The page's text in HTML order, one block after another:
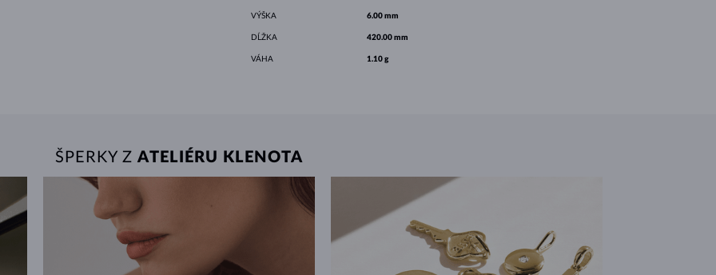
VÝŠKA 6.00 mm
DĹŽKA 420.00 mm
VÁHA 1.10 g
ŠPERKY Z ATELIÉRU KLENOTA